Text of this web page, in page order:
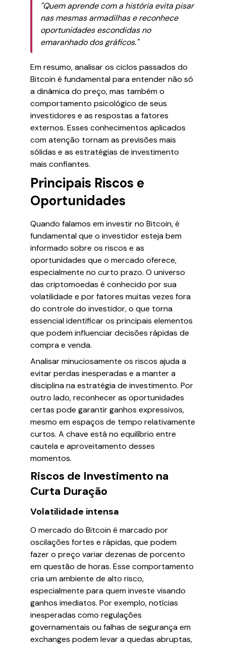
"Quem aprende com a história evita pisar
nas mesmas armadilhas e reconhece
oportunidades escondidas no
emaranhado dos gráficos."
Em resumo, analisar os ciclos passados do
Bitcoin é fundamental para entender não só
a dinâmica do preço, mas também o
comportamento psicológico de seus
investidores e as respostas a fatores
externos. Esses conhecimentos aplicados
com atenção tornam as previsões mais
sólidas e as estratégias de investimento
mais confiantes.
Principais Riscos e
Oportunidades
Quando falamos em investir no Bitcoin, é
fundamental que o investidor esteja bem
informado sobre os riscos e as
oportunidades que o mercado oferece,
especialmente no curto prazo. O universo
das criptomoedas é conhecido por sua
volatilidade e por fatores muitas vezes fora
do controle do investidor, o que torna
essencial identificar os principais elementos
que podem influenciar decisões rápidas de
compra e venda.
Analisar minuciosamente os riscos ajuda a
evitar perdas inesperadas e a manter a
disciplina na estratégia de investimento. Por
outro lado, reconhecer as oportunidades
certas pode garantir ganhos expressivos,
mesmo em espaços de tempo relativamente
curtos. A chave está no equilíbrio entre
cautela e aproveitamento desses
momentos.
Riscos de Investimento na
Curta Duração
Volatilidade intensa
O mercado do Bitcoin é marcado por
oscilações fortes e rápidas, que podem
fazer o preço variar dezenas de porcento
em questão de horas. Esse comportamento
cria um ambiente de alto risco,
especialmente para quem investe visando
ganhos imediatos. Por exemplo, notícias
inesperadas como regulações
governamentais ou falhas de segurança em
exchanges podem levar a quedas abruptas,